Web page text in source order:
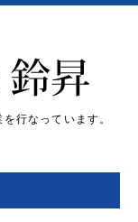
行なっています。